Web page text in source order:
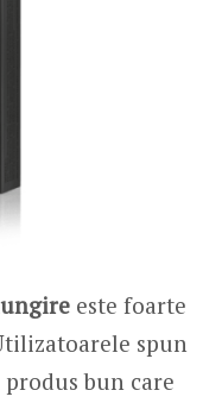
este foarte
spun
produs bun care